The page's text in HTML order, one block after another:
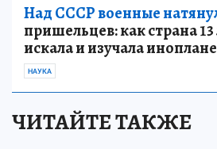
Над СССР военные
пришельцев: как страна
искала и изучала
НАУКА
ЧИТАЙТЕ ТАКЖЕ